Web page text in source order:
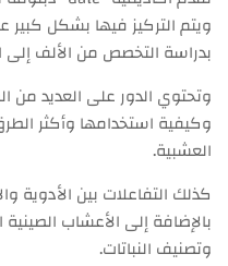
ويتم التركيز فيها بشكل
بدراسة التخصص من الألف إلى
وتحتوي الدور على العديد من
وكيفية استخدامها وأكثر
العشبية.
كذلك التفاعلات بين الأدوية
بالإضافة إلى الأعشاب
وتصنيف النباتات.